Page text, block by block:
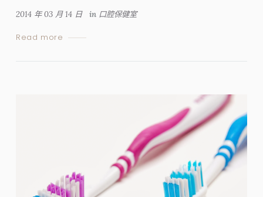
2014 年 03 月 14 日 in 口腔保健室
Read more